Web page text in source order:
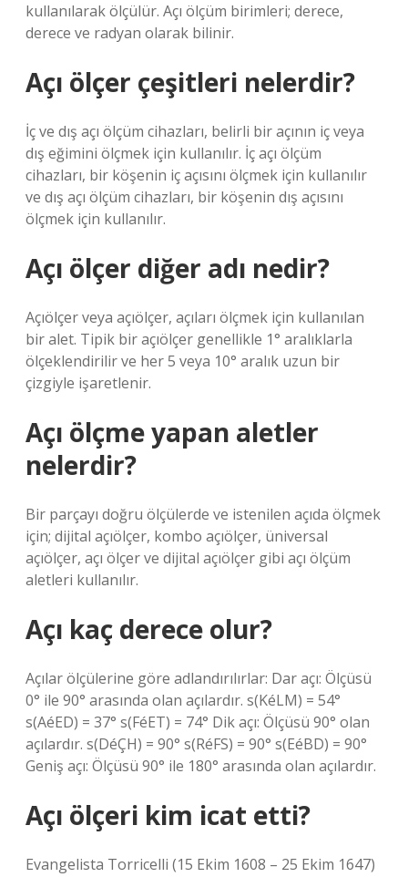
kullanılarak ölçülür. Açı ölçüm birimleri; derece,
derece ve radyan olarak bilinir.
Açı ölçer çeşitleri nelerdir?
İç ve dış açı ölçüm cihazları, belirli bir açının iç veya
dış eğimini ölçmek için kullanılır. İç açı ölçüm
cihazları, bir köşenin iç açısını ölçmek için kullanılır
ve dış açı ölçüm cihazları, bir köşenin dış açısını
ölçmek için kullanılır.
Açı ölçer diğer adı nedir?
Açıölçer veya açıölçer, açıları ölçmek için kullanılan
bir alet. Tipik bir açıölçer genellikle 1° aralıklarla
ölçeklendirilir ve her 5 veya 10° aralık uzun bir
çizgiyle işaretlenir.
Açı ölçme yapan aletler
nelerdir?
Bir parçayı doğru ölçülerde ve istenilen açıda ölçmek
için; dijital açıölçer, kombo açıölçer, üniversal
açıölçer, açı ölçer ve dijital açıölçer gibi açı ölçüm
aletleri kullanılır.
Açı kaç derece olur?
Açılar ölçülerine göre adlandırılırlar: Dar açı: Ölçüsü
0° ile 90° arasında olan açılardır. s(KéLM) = 54°
s(AéED) = 37° s(FéET) = 74° Dik açı: Ölçüsü 90° olan
açılardır. s(DéÇH) = 90° s(RéFS) = 90° s(EéBD) = 90°
Geniş açı: Ölçüsü 90° ile 180° arasında olan açılardır.
Açı ölçeri kim icat etti?
Evangelista Torricelli (15 Ekim 1608 – 25 Ekim 1647)